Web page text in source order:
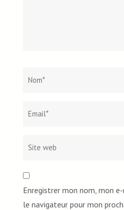
Enregistrer mon nom, mon
le navigateur pour mon